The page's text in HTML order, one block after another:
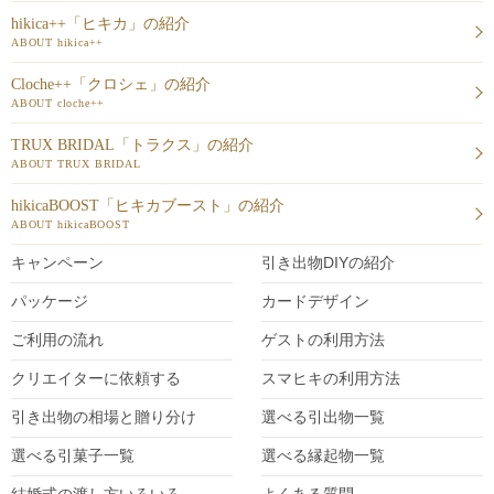
hikica++「ヒキカ」の紹介
ABOUT hikica++
Cloche++「クロシェ」の紹介
ABOUT cloche++
TRUX BRIDAL「トラクス」の紹介
ABOUT TRUX BRIDAL
hikicaBOOST「ヒキカブースト」の紹介
ABOUT hikicaBOOST
キャンペーン 引き出物DIYの紹介
パッケージ カードデザイン
ご利用の流れ ゲストの利用方法
クリエイターに依頼する スマヒキの利用方法
引き出物の相場と贈り分け 選べる引出物一覧
選べる引菓子一覧 選べる縁起物一覧